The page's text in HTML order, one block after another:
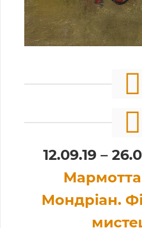
12.09.19 –
Мондріан.